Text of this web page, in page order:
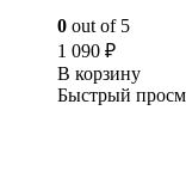
0 out of 5
1 090 ₽
В корзину
Быстрый